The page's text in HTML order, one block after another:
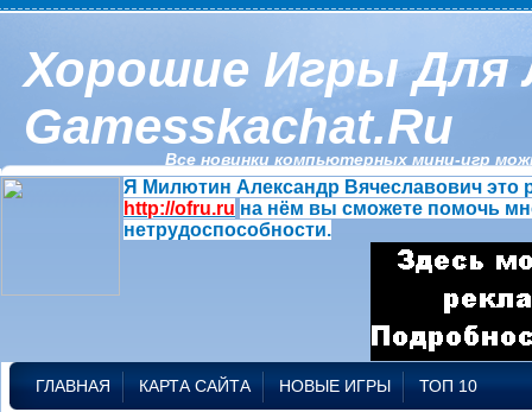
Хорошие Игры Для
Gamesskachat.ru
Все новинки компьютерных мини-игр
Я Милютин Александр Вячеславович это
http://ofru.ru на нём вы сможете помочь
нетрудоспособности.
ГЛАВНАЯ КАРТА САЙТА НОВЫЕ ИГРЫ ТОП 10